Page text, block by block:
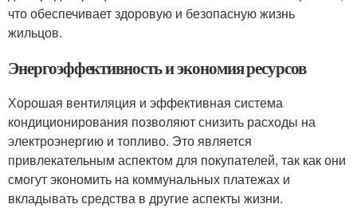
что обеспечивает здоровую и безопасную жизнь
жильцов.
Энергоэффективность и экономия ресурсов
Хорошая вентиляция и эффективная система
кондиционирования позволяют снизить расходы на
электроэнергию и топливо. Это является
привлекательным аспектом для покупателей, так как они
смогут экономить на коммунальных платежах и
вкладывать средства в другие аспекты жизни.